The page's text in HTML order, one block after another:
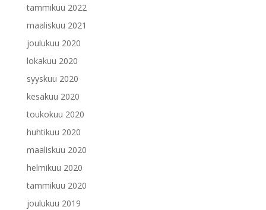
tammikuu 2022
maaliskuu 2021
joulukuu 2020
lokakuu 2020
syyskuu 2020
kesäkuu 2020
toukokuu 2020
huhtikuu 2020
maaliskuu 2020
helmikuu 2020
tammikuu 2020
joulukuu 2019